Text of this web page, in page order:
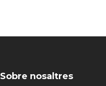
Sobre nosaltres